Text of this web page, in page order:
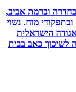
שנים בחדרה וברמת אביב,
מוח. נשוי
הישראלית
לשיכוך כאב בבית